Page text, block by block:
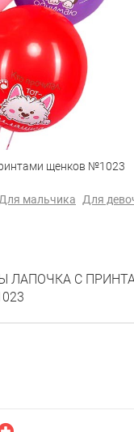
щенков №1023
Для мальчика
Для
ЛАПОЧКА С